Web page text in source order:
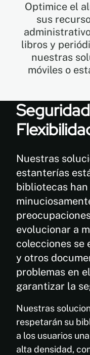
GaleriaOptimice el
sus
libros y
nuestras
móviles o
Nuestras
estanterías
bibliotecas
evolucionar a
colecciones se
y otros
problemas en
garantizar la
Nuestras
respetarán su
a los usuarios
alta densidad,